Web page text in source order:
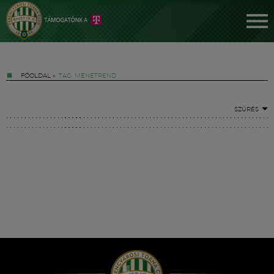
FŐOLDAL » TAG: MENETREND
SZŰRÉS
Hírek